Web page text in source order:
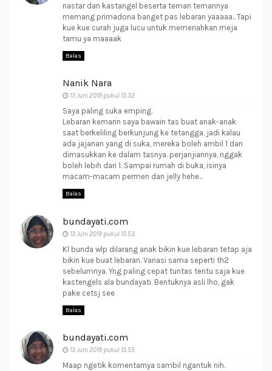
nastar dan kastangel beserta teman temannya
memang primadona banget pas lebaran yaaaaa.. Tapi
kue kue curah juga lucu untuk memeriahkan meja
tamu ya maaaak
Balas
Nanik Nara
13 Juni 2019 pukul 13.32
Saya paling suka emping.
Lebaran kemarin saya bawain tas buat anak-anak
saat berkeliling berkunjung ke tetangga, jadi kalau
ada jajanan yang di suka, mereka boleh ambil 1 dan
dimasukkan ke dalam tasnya. perjanjiannya, nggak
boleh lebih dari 1. Sampai rumah di buka, isinya
macam-macam permen dan jelly hehe...
Balas
bundayati.com
13 Juni 2019 pukul 13.53
Kl bunda wlp dilarang anak bikin kue lebaran tetap aja
bikin kue buat lebaran. Variasi sama seperti th2
sebelumnya. Yng paling cepat tuntas tentu saja kue
kastengels ala bundayati. Bentuknya asli lho, gak
pake cetsj see
Balas
bundayati.com
13 Juni 2019 pukul 13.55
Maap ngetik komentarnya sambil ngantuk nih.